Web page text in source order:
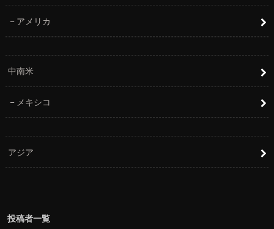
アメリカ
中南米
メキシコ
アジア
投稿者一覧